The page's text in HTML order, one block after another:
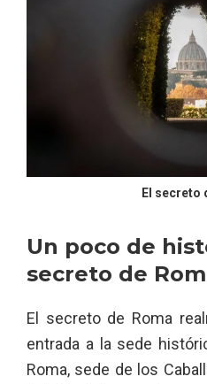
El secreto
Un poco de
secreto de
El secreto de Roma
entrada a la sede
Roma, sede de los